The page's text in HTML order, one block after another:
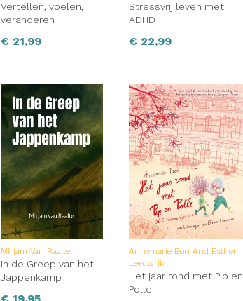
Vertellen, voelen,
veranderen
€21,99
Stressvrij leven met
ADHD
€22,99
Mirjam Van Raalte
In de Greep van het
Jappenkamp
Annemarie Bon And Esther
Leeuwrik
Het jaar rond met Pip en
Polle